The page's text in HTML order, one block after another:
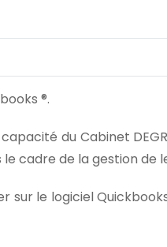
®.
du Cabinet
cadre de la gestion de
le logiciel